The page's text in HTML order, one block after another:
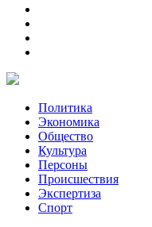
Политика
Экономика
Общество
Культура
Персоны
Происшествия
Экспертиза
Спорт